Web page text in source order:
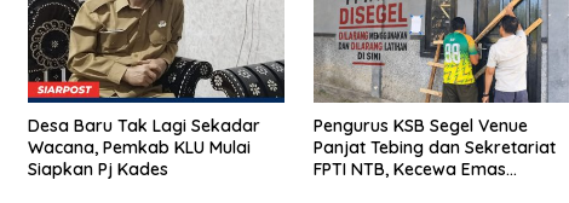
Desa Baru Tak Lagi Sekadar
Wacana, Pemkab KLU Mulai
Siapkan Pj Kades
Pengurus KSB Segel Venue
Panjat Tebing dan Sekretariat
FPTI NTB, Kecewa Emas